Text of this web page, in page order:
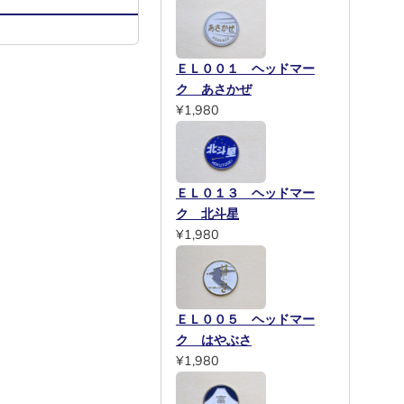
ＥＬ００１ ヘッドマー
ク あさかぜ
¥1,980
ＥＬ０１３ ヘッドマー
ク 北斗星
¥1,980
ＥＬ００５ ヘッドマー
ク はやぶさ
¥1,980